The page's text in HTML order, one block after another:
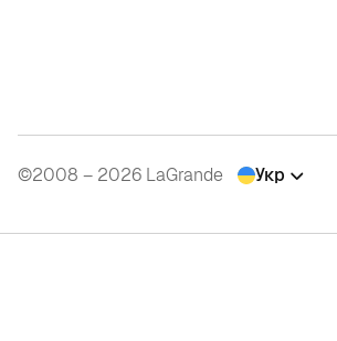
©2008 – 2026 LaGrande Укр